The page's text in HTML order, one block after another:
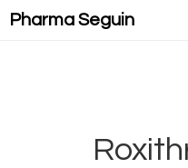
Pharma Seguin